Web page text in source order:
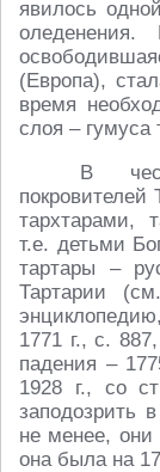
явилось
(Европа),
время
слоя –
В
тархтарами,
т.е. детьми
тартары –
Тартарии
1771 г., с.
падения –
1928 г., со
заподозрить
не менее, они
она была на